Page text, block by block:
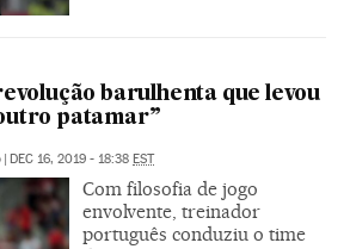
barulhenta que levou
patamar”
| DEC 16, 2019 - 18:38 EST
Com filosofia de jogo
envolvente, treinador
português conduziu o time